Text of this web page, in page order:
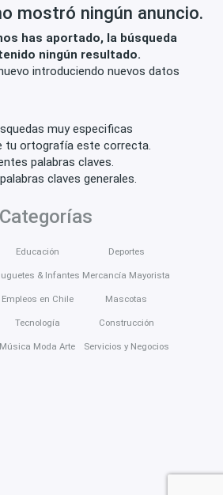
mostró ningún anuncio.
has aportado, la búsqueda
ningún resultado.
introduciendo nuevos datos
muy especificas
tu ortografía este correcta.
palabras claves.
claves generales.
Categorías
Educación
& Infantes
Empleos en Chile
Tecnología
Música Moda Arte
Deportes
Mercancía Mayorista
Mascotas
Construcción
Servicios y Negocios